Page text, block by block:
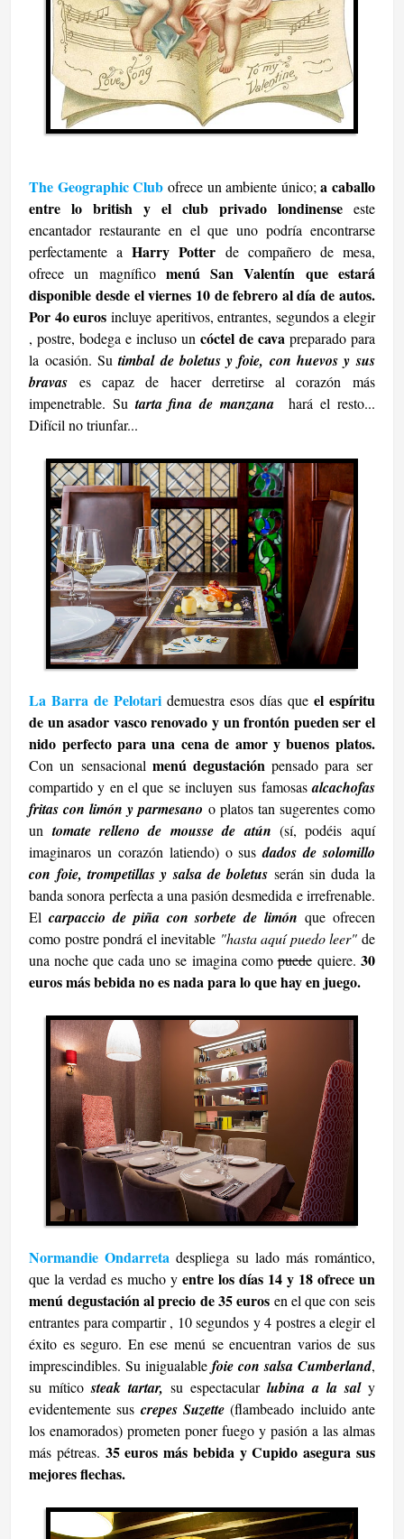
The Geographic Club ofrece un ambiente único;a caballo
entre lo british y el club privado londinenseeste
encantador restaurante en el que uno podría encontrarse
perfectamente aHarry Potter de compañero de mesa,
ofrece un magnífico menú San Valentín que estará
disponible desde el viernes 10 de febrero al día de autos.
Por 4o euros incluye aperitivos, entrantes, segundos a elegir
, postre, bodega e incluso un cóctel de cava preparado para
la ocasión. Sutimbal de boletus y foie, con huevos y sus
bravas es capaz de hacer derretirse al corazón más
impenetrable. Sutarta fina de manzanahará el resto...
Difícil no triunfar...
La Barra de Pelotari demuestra esos días que el espíritu
de un asador vasco renovado y un frontón pueden ser el
nido perfecto para una cena de amor y buenos platos.
Con un sensacional menú degustación pensado para ser
compartido y en el que se incluyen sus famosasalcachofas
fritas con limón y parmesano o platos tan sugerentes como
untomate relleno de mousse de atún (sí, podéis aquí
imaginaros un corazón latiendo) o susdados de solomillo
con foie, trompetillas y salsa de boletus serán sin duda la
banda sonora perfecta a una pasión desmedida e irrefrenable.
Elcarpaccio de piña con sorbete de limón que ofrecen
como postre pondrá el inevitable "hasta aquí puedo leer" de
una noche que cada uno se imagina comopuede quiere. 30
euros más bebida no es nada para lo que hay en juego.
Normandie Ondarreta despliega su lado más romántico,
que la verdad es mucho yentre los días 14 y 18 ofrece un
menú degustación al precio de 35 euros en el que con seis
entrantes para compartir , 10 segundos y 4 postres a elegir el
éxito es seguro. En ese menú se encuentran varios de sus
imprescindibles. Su inigualable foie con salsa Cumberland,
su míticosteak tartar, su espectacular lubina a la saly
evidentemente sus crepes Suzette (flambeado incluido ante
los enamorados) prometen poner fuego y pasión a las almas
más pétreas. 35 euros más bebida y Cupido asegura sus
mejores flechas.